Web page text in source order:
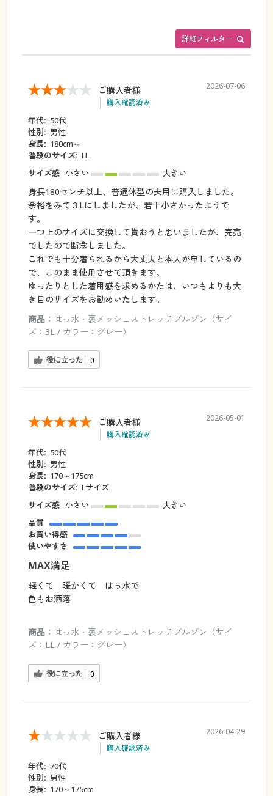
詳細フィルター
ご購入者様
購入確認済み
2026-07-06
年代: 50代
性別: 男性
身長: 180cm～
普段のサイズ: LL
サイズ感 小さい 大きい
身長180センチ以上、普通体型の夫用に購入しました。
余裕をみて３Lにしましたが、若干小さかったようで
す。
一つ上のサイズに交換して貰おうと思いましたが、完売
でしたので断念しました。
これでも十分着られるから大丈夫と本人が申しているの
で、このまま使用させて頂きます。
ゆったりとした着用感を求めるかたは、いつもよりも大
き目のサイズをお勧めいたします。
商品： はっ水・裏メッシュストレッチブルゾン（サイ
ズ：3L / カラー：グレー）
役に立った 0
ご購入者様
購入確認済み
2026-05-01
年代: 50代
性別: 男性
身長: 170～175cm
普段のサイズ: Lサイズ
サイズ感 小さい
大きい
品質
お買い得感
使いやすさ
MAX満足
軽くて 暖かくて はっ水で
色もお洒落
商品： はっ水・裏メッシュストレッチブルゾン（サイ
ズ：LL / カラー：グレー）
役に立った 0
ご購入者様
購入確認済み
2026-04-29
年代: 70代
性別: 男性
身長: 170～175cm